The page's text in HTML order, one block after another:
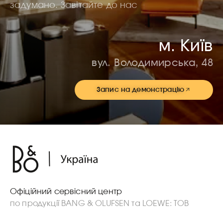
задумано. Завітайте до нас
м. Київ
вул. Володимирська, 48
Запис на демонстрацію
Офіційний сервісний центр
по продукції BANG & OLUFSEN та LOEWE: ТОВ